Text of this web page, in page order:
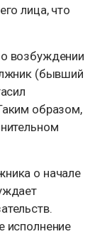
лица, что
возбуждении
(бывший
образом,
о начале
исполнение